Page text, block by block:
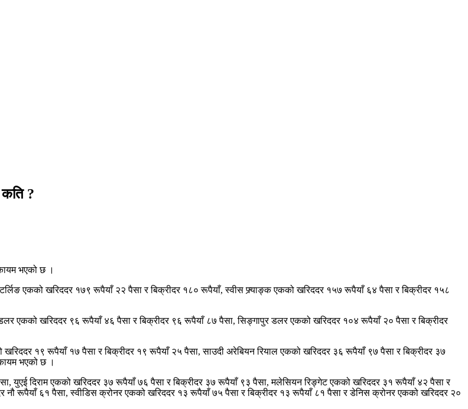
?
भएको छ ।
एकको खरिददर १७९ रूपैयाँ २२ पैसा र बिक्रीदर १८० रूपैयाँ, स्वीस फ्र्याङ्क एकको खरिददर १५७ रूपैयाँ ६४ पैसा र बिक्रीदर १५८
एकको खरिददर ९६ रूपैयाँ ४६ पैसा र बिक्रीदर ९६ रूपैयाँ ८७ पैसा, सिङ्गापुर डलर एकको खरिददर १०४ रूपैयाँ २० पैसा र बिक्रीदर
१९ रूपैयाँ १७ पैसा र बिक्रीदर १९ रूपैयाँ २५ पैसा, साउदी अरेबियन रियाल एकको खरिददर ३६ रूपैयाँ ९७ पैसा र बिक्रीदर ३७
भएको छ ।
युएई दिराम एकको खरिददर ३७ रूपैयाँ ७६ पैसा र बिक्रीदर ३७ रूपैयाँ ९३ पैसा, मलेसियन रिङ्गेट एकको खरिददर ३१ रूपैयाँ ४२ पैसा र
रूपैयाँ ६१ पैसा, स्वीडिस क्रोनर एकको खरिददर १३ रूपैयाँ ७५ पैसा र बिक्रीदर १३ रूपैयाँ ८१ पैसा र डेनिस क्रोनर एकको खरिददर २०